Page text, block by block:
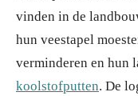
vinden in de
hun veestapel
verminderen en hun
koolstofputten. De